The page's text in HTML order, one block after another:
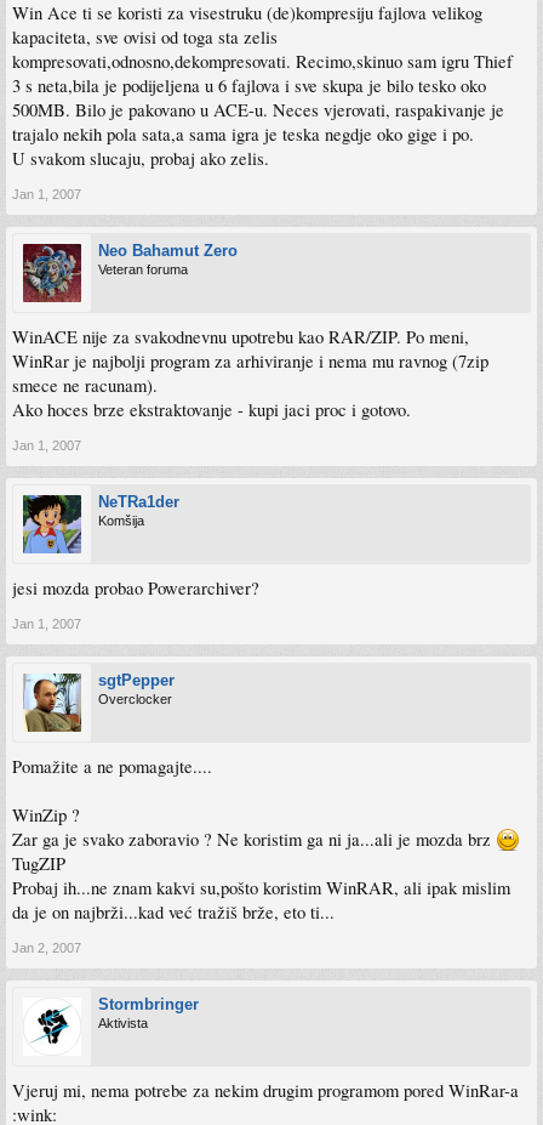
Win Ace ti se koristi za visestruku (de)kompresiju fajlova velikog
kapaciteta, sve ovisi od toga sta zelis
kompresovati,odnosno,dekompresovati. Recimo,skinuo sam igru Thief
3 s neta,bila je podijeljena u 6 fajlova i sve skupa je bilo tesko oko
500MB. Bilo je pakovano u ACE-u. Neces vjerovati, raspakivanje je
trajalo nekih pola sata,a sama igra je teska negdje oko gige i po.
U svakom slucaju, probaj ako zelis.
Jan 1, 2007
Neo Bahamut Zero
Veteran foruma
WinACE nije za svakodnevnu upotrebu kao RAR/ZIP. Po meni,
WinRar je najbolji program za arhiviranje i nema mu ravnog (7zip
smece ne racunam).
Ako hoces brze ekstraktovanje - kupi jaci proc i gotovo.
Jan 1, 2007
NeTRa1der
Komšija
jesi mozda probao Powerarchiver?
Jan 1, 2007
sgtPepper
Overclocker
Pomažite a ne pomagajte....
WinZip ?
Zar ga je svako zaboravio ? Ne koristim ga ni ja...ali je mozda brz
TugZIP
Probaj ih...ne znam kakvi su,pošto koristim WinRAR, ali ipak mislim
da je on najbrži...kad već tražiš brže, eto ti...
Jan 2, 2007
Stormbringer
Aktivista
Vjeruj mi, nema potrebe za nekim drugim programom pored WinRar-a
:wink: